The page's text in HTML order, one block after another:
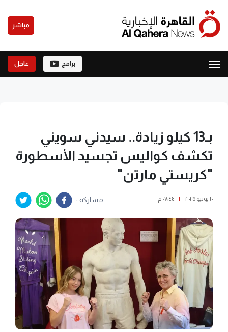
مباشر
برامج عاجل
بـ13 كيلو زيادة.. سيدني سويني
تكشف كواليس تجسيد الأسطورة
"كريستي مارتن"
١٠ يونيو ٢٠٢٥ | ٠٧:٤٤ م مشاركة :